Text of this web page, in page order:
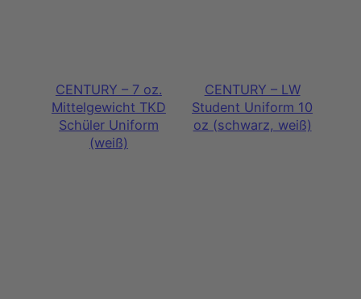
CENTURY – 7 oz.
Mittelgewicht TKD
Schüler Uniform
(weiß)
CENTURY – LW
Student Uniform 10
oz (schwarz, weiß)